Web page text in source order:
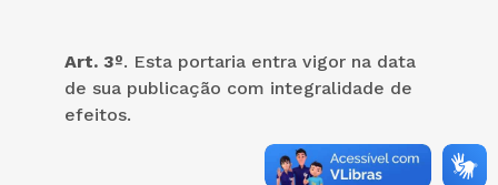
Art. 3º. Esta portaria entra vigor na data
de sua publicação com integralidade de
efeitos.